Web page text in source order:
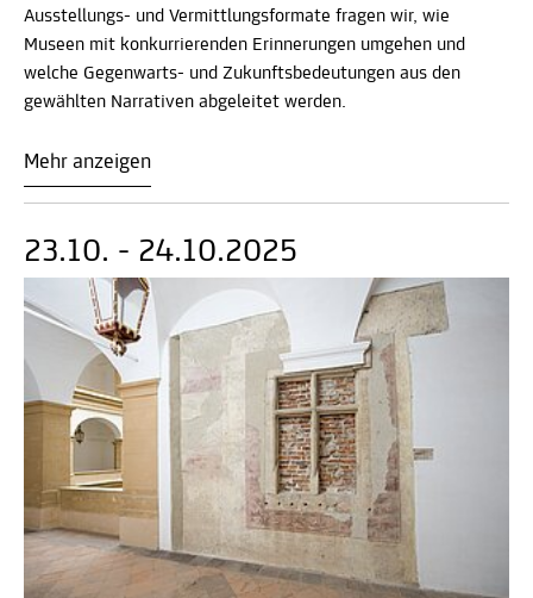
Ausstellungs- und Vermittlungsformate fragen wir, wie
Museen mit konkurrierenden Erinnerungen umgehen und
welche Gegenwarts- und Zukunftsbedeutungen aus den
gewählten Narrativen abgeleitet werden.
Mehr anzeigen
23.10. - 24.10.2025